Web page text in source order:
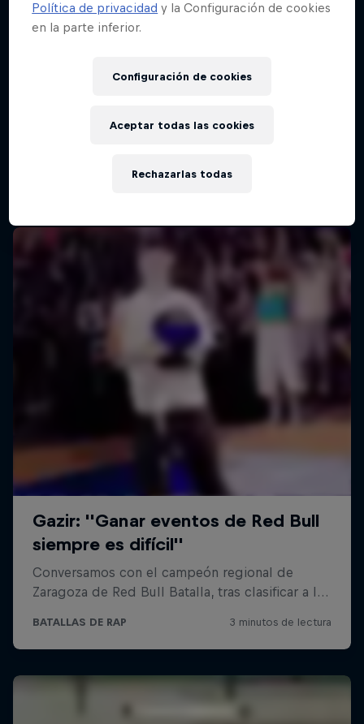
Red Bull Batalla Final Torneo de Plazas
Política de privacidad y la Configuración de cookies
en la parte inferior.
Configuración de cookies
Rechazarlas todas
Aceptar todas las cookies